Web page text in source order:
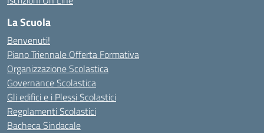
La Scuola
Benvenuti!
Piano Triennale Offerta Formativa
Organizzazione Scolastica
Governance Scolastica
Gli edifici e i Plessi Scolastici
Regolamenti Scolastici
Bacheca Sindacale